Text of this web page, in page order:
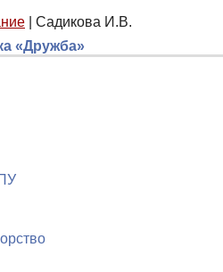
Садикова И.В.
«Дружба»